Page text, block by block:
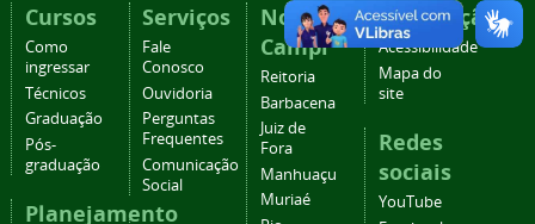
Cursos
Como
ingressar
Técnicos
Graduação
Pós-
graduação
Planejamento
Serviços
Fale
Conosco
Ouvidoria
Perguntas
Frequentes
Comunicação
Social
Nossos
Campi
Reitoria
Barbacena
Juiz de
Fora
Manhuaçu
Muriaé
Navegação
Acessibilidade
Mapa do
site
Redes
sociais
YouTube